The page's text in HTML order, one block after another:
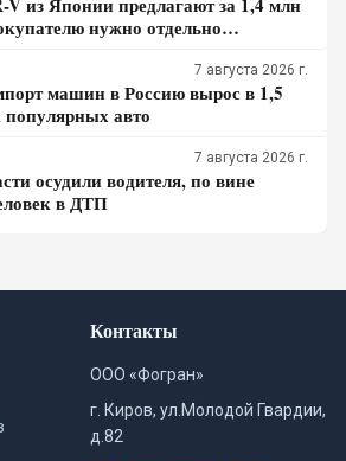
из Японии предлагают за 1,4 млн
нужно отдельно
7 августа 2026 г.
машин в Россию вырос в 1,5
авто
7 августа 2026 г.
осудили водителя, по вине
в ДТП
Контакты
ООО «Фогран»
г. Киров, ул.Молодой Гвардии,
д.82